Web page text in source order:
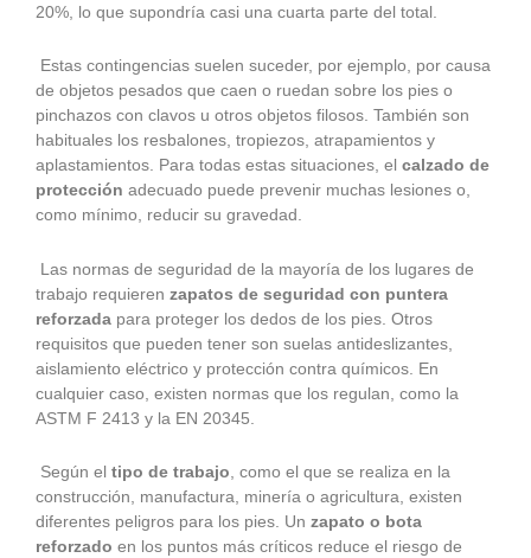
20%, lo que supondría casi una cuarta parte del total.
Estas contingencias suelen suceder, por ejemplo, por causa
de objetos pesados que caen o ruedan sobre los pies o
pinchazos con clavos u otros objetos filosos. También son
habituales los resbalones, tropiezos, atrapamientos y
aplastamientos. Para todas estas situaciones, el calzado de
protección adecuado puede prevenir muchas lesiones o,
como mínimo, reducir su gravedad.
Las normas de seguridad de la mayoría de los lugares de
trabajo requieren zapatos de seguridad con puntera
reforzada para proteger los dedos de los pies. Otros
requisitos que pueden tener son suelas antideslizantes,
aislamiento eléctrico y protección contra químicos. En
cualquier caso, existen normas que los regulan, como la
ASTM F 2413 y la EN 20345.
Según el tipo de trabajo, como el que se realiza en la
construcción, manufactura, minería o agricultura, existen
diferentes peligros para los pies. Un zapato o bota
reforzado en los puntos más críticos reduce el riesgo de